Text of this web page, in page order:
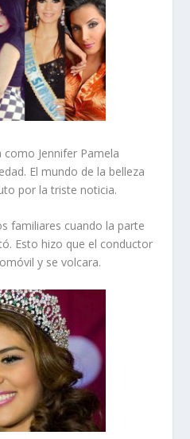
Jennifer Pamela
El mundo de la belleza
por la triste noticia.
familiares cuando la parte
Esto hizo que el conductor
y se volcara.